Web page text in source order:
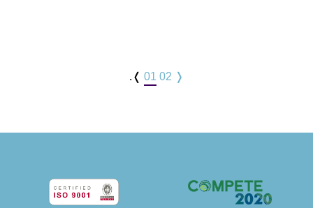
.❬ 01 02 ❭